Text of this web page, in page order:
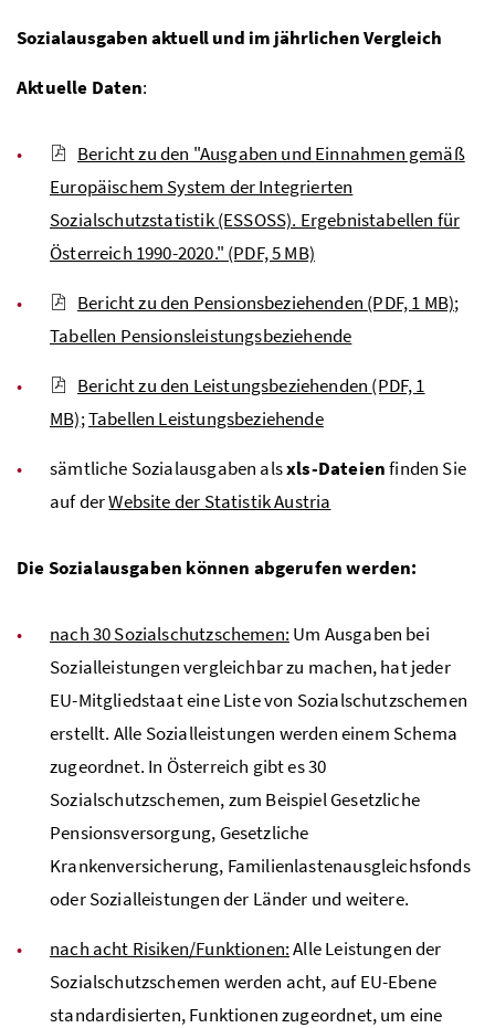
Sozialausgaben aktuell und im jährlichen Vergleich
Aktuelle Daten:
Bericht zu den "Ausgaben und Einnahmen gemäß
Europäischem System der Integrierten
Sozialschutzstatistik (ESSOSS). Ergebnistabellen für
Österreich 1990-2020." (PDF, 5 MB)
Bericht zu den Pensionsbeziehenden (PDF, 1 MB);
Tabellen Pensionsleistungsbeziehende
Bericht zu den Leistungsbeziehenden (PDF, 1
MB);Tabellen Leistungsbeziehende
sämtliche Sozialausgaben alsxls-Dateienfinden Sie
auf derWebsite der Statistik Austria
Die Sozialausgaben können abgerufen werden:
nach 30 Sozialschutzschemen: Um Ausgaben bei
Sozialleistungen vergleichbar zu machen, hat jeder
EU-Mitgliedstaat eine Liste von Sozialschutzschemen
erstellt. Alle Sozialleistungen werden einem Schema
zugeordnet. In Österreich gibt es 30
Sozialschutzschemen, zum Beispiel Gesetzliche
Pensionsversorgung, Gesetzliche
Krankenversicherung, Familienlastenausgleichsfonds
oder Sozialleistungen der Länder und weitere.
nach acht Risiken/Funktionen:Alle Leistungen der
Sozialschutzschemen werden acht, auf EU-Ebene
standardisierten, Funktionen zugeordnet, um eine